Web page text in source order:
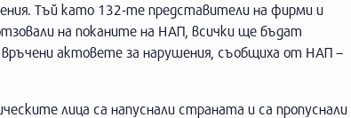
Тъй като 132-те представители на фирми и
на поканите на НАП, всички ще бъдат
актовете за нарушения, съобщиха от НАП –
лица са напуснали страната и са пропуснали